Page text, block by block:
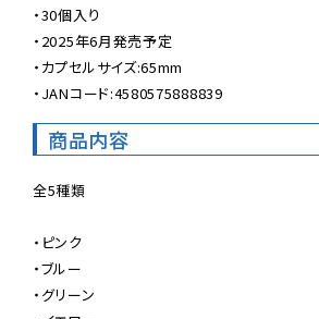
・30個入り
・2025年6月発売予定
・カプセルサイズ:65mm
・JANコード:4580575888839
商品内容
全5種類
・ピンク
・ブルー
・グリーン